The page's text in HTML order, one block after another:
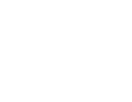
นาม
ขนด
เหนื
งามดั่